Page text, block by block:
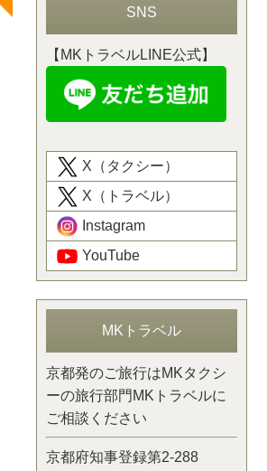
SNS
【MKトラベルLINE公式】
X（タクシー）
X（トラベル）
Instagram
YouTube
MKトラベル
京都発のご旅行はMKタクシ
ーの旅行部門MKトラベルに
ご相談ください
京都府知事登録第2-288